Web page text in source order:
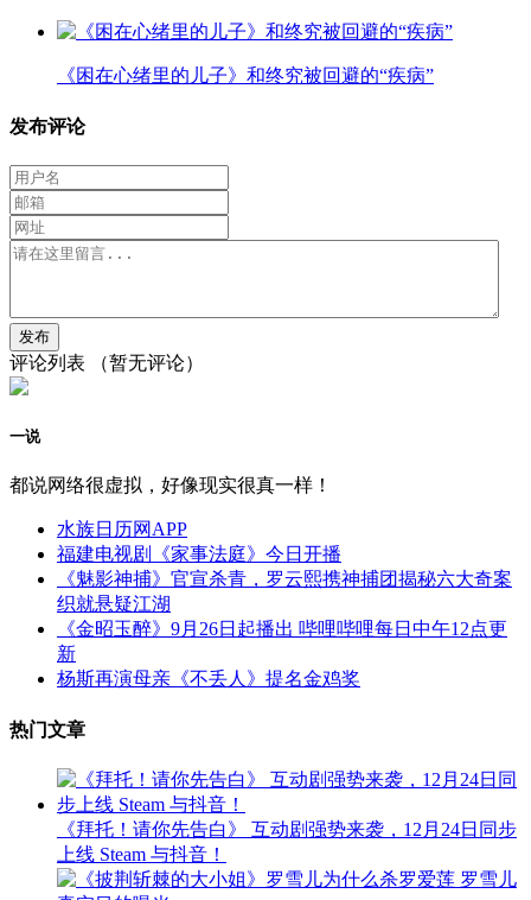
《困在心绪里的儿子》和终究被回避的“疾病”
发布评论
评论列表 （暂无评论）
一说
都说网络很虚拟，好像现实很真一样！
水族日历网APP
福建电视剧《家事法庭》今日开播
《魅影神捕》官宣杀青，罗云熙携神捕团揭秘六大奇案
织就悬疑江湖
《金昭玉醉》9月26日起播出 哔哩哔哩每日中午12点更
新
杨斯再演母亲《不丢人》提名金鸡奖
热门文章
《拜托！请你先告白》 互动剧强势来袭，12月24日同步
上线 Steam 与抖音！